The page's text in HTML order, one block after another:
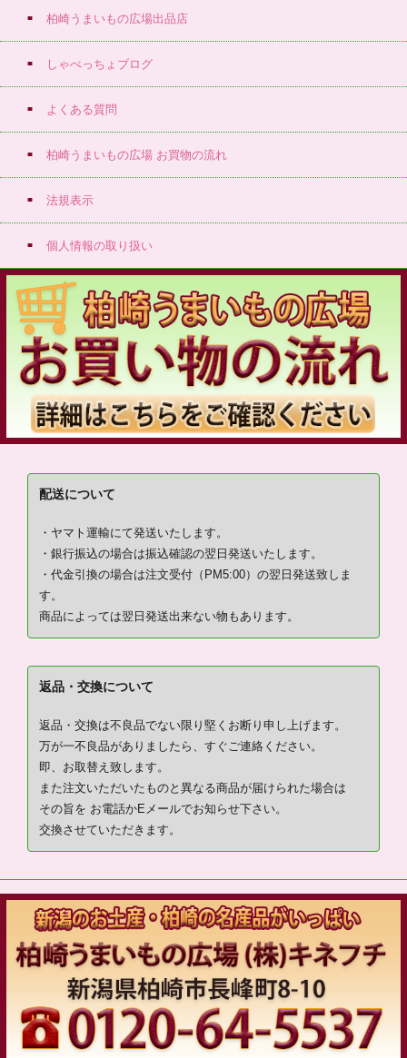
柏崎うまいもの広場出品店
しゃべっちょブログ
よくある質問
柏崎うまいもの広場 お買物の流れ
法規表示
個人情報の取り扱い
配送について
・ヤマト運輸にて発送いたします。
・銀行振込の場合は振込確認の翌日発送いたします。
・代金引換の場合は注文受付（PM5:00）の翌日発送致しま
す。
商品によっては翌日発送出来ない物もあります。
返品・交換について
返品・交換は不良品でない限り堅くお断り申し上げます。
万が一不良品がありましたら、すぐご連絡ください。
即、お取替え致します。
また注文いただいたものと異なる商品が届けられた場合は
その旨を お電話かEメールでお知らせ下さい。
交換させていただきます。